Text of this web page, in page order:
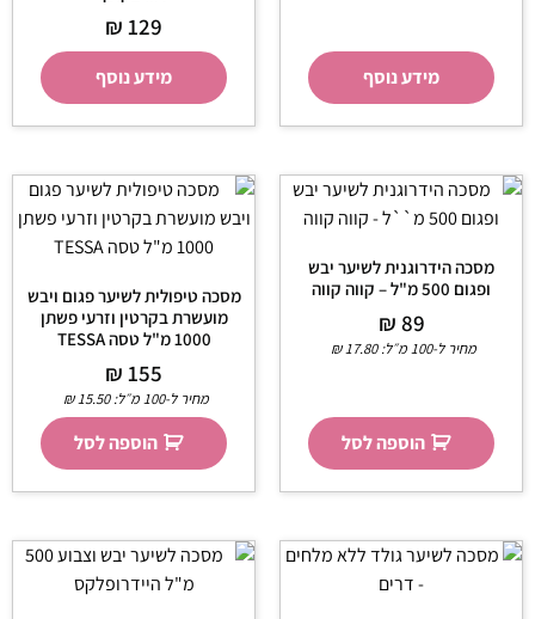
מידע נוסף
₪ 129
מידע נוסף
מסכה הידרוגנית לשיער יבש
ופגום 500 מ"ל – קווה קווה
₪89
מחיר ל-100 מ״ל: ₪17.80
הוספה לסל
מסכה טיפולית לשיער פגום ויבש
מועשרת בקרטין וזרעי פשתן
1000 מ"ל טסה TESSA
₪155
מחיר ל-100 מ״ל: ₪15.50
הוספה לסל